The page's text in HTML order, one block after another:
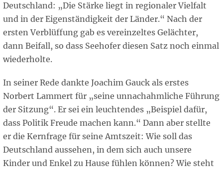
Deutschland: „Die Stärke liegt in regionaler Vielfalt
und in der Eigenständigkeit der Länder.“ Nach der
ersten Verblüffung gab es vereinzeltes Gelächter,
dann Beifall, so dass Seehofer diesen Satz noch einmal
wiederholte.
In seiner Rede dankte Joachim Gauck als erstes
Norbert Lammert für „seine unnachahmliche Führung
der Sitzung“. Er sei ein leuchtendes „Beispiel dafür,
dass Politik Freude machen kann.“ Dann aber stellte
er die Kernfrage für seine Amtszeit: Wie soll das
Deutschland aussehen, in dem sich auch unsere
Kinder und Enkel zu Hause fühlen können? Wie steht